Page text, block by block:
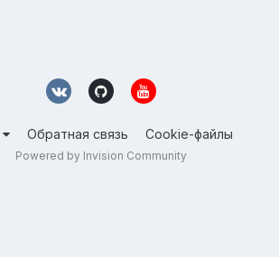
Обратная связь Cookie-файлы
Powered by Invision Community